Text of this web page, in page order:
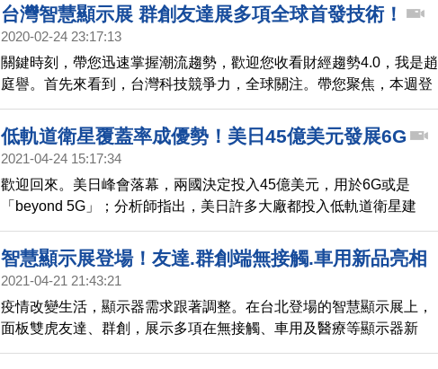
台灣智慧顯示展 群創友達展多項全球首發技術！
2020-02-24 23:17:13
關鍵時刻，帶您迅速掌握潮流趨勢，歡迎您收看財經趨勢4.0，我是趙
庭譽。首先來看到，台灣科技競爭力，全球關注。帶您聚焦，本週登
場的智慧顯示展(Touch Taiwan)，面板大廠友達、群創，展示多項全
球首發技術，包括大尺寸以及客制化的顯示器，也分別規劃智慧家庭
和智慧零售展區，提供完整的解決方案，讓顯示器應用，更貼近民眾
低軌道衛星覆蓋率成優勢！美日45億美元發展6G
2021-04-24 15:17:34
歡迎回來。美日峰會落幕，兩國決定投入45億美元，用於6G或是
「beyond 5G」；分析師指出，美日許多大廠都投入低軌道衛星建
設，而這波太空科技優勢，將有助於6G發展。
智慧顯示展登場！友達.群創端無接觸.車用新品亮相
2021-04-21 21:43:21
疫情改變生活，顯示器需求跟著調整。在台北登場的智慧顯示展上，
面板雙虎友達、群創，展示多項在無接觸、車用及醫療等顯示器新
品。像是3D懸浮觸控自助點餐機，不用觸碰面板，就能操作，還有多